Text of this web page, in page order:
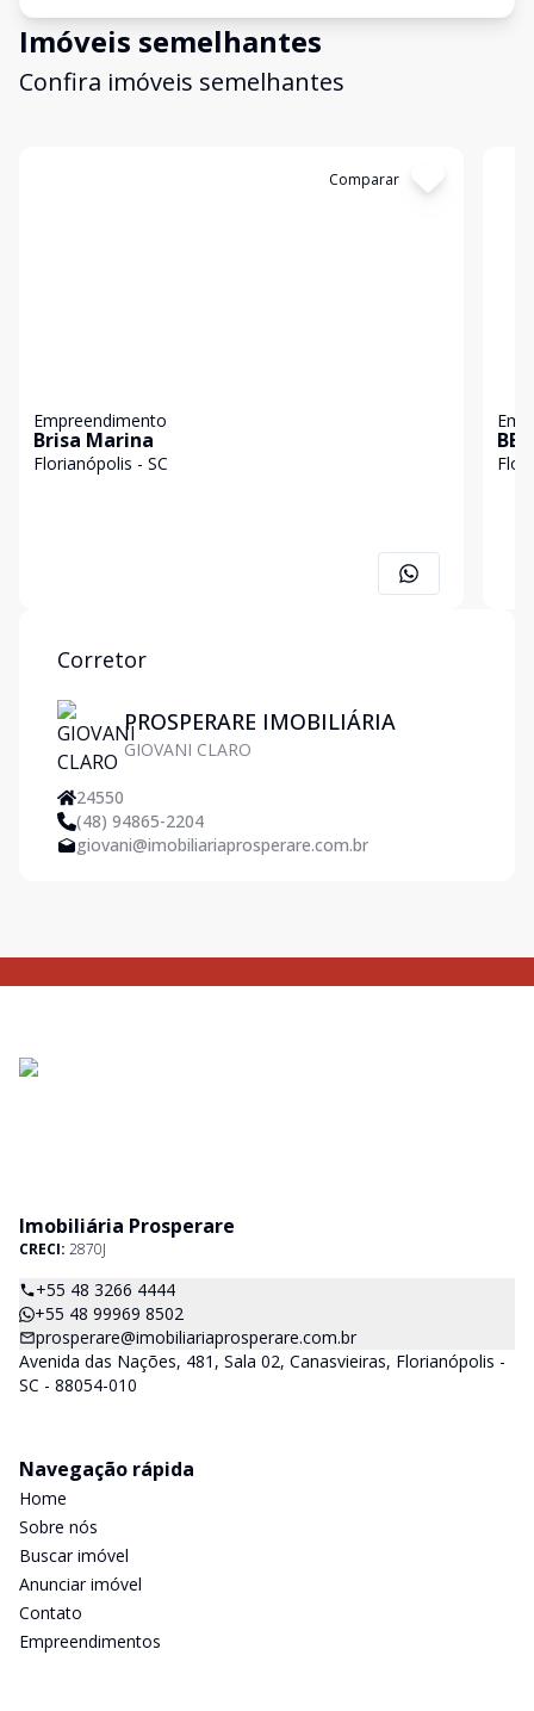
Imóveis semelhantes
Confira imóveis semelhantes
Comparar
Empreendimento
Brisa Marina
Florianópolis - SC
Corretor
PROSPERARE IMOBILIÁRIA
GIOVANI CLARO
24550
(48) 94865-2204
giovani@imobiliariaprosperare.com.br
Imobiliária Prosperare
CRECI: 2870J
+55 48 3266 4444
+55 48 99969 8502
prosperare@imobiliariaprosperare.com.br
Avenida das Nações, 481, Sala 02, Canasvieiras, Florianópolis -
SC - 88054-010
Navegação rápida
Home
Sobre nós
Buscar imóvel
Anunciar imóvel
Contato
Empreendimentos